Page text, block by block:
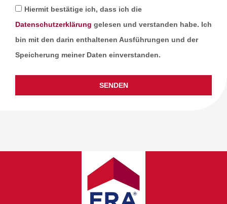
Hiermit bestätige ich, dass ich die
Datenschutzerklärung gelesen und verstanden habe. Ich
bin mit den darin enthaltenen Ausführungen und der
Speicherung meiner Daten einverstanden.
SENDEN